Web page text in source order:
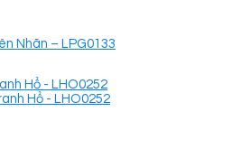
Nhãn – LPG0133